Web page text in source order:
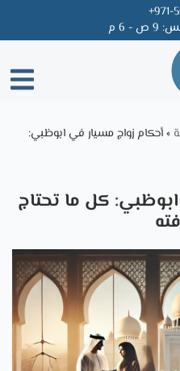
971-
- 6 م
»أحكام زواج مسيار في ابوظبي:
كل ما تحتاج